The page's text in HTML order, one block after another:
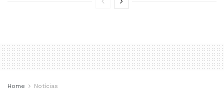
Home Notícias